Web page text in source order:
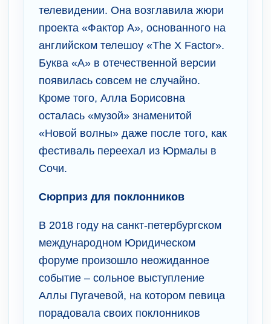
телевидении. Она возглавила жюри
проекта «Фактор А», основанного на
английском телешоу «The X Factor».
Буква «А» в отечественной версии
появилась совсем не случайно.
Кроме того, Алла Борисовна
осталась «музой» знаменитой
«Новой волны» даже после того, как
фестиваль переехал из Юрмалы в
Сочи.
Сюрприз для поклонников
В 2018 году на санкт-петербургском
международном Юридическом
форуме произошло неожиданное
событие – сольное выступление
Аллы Пугачевой, на котором певица
порадовала своих поклонников